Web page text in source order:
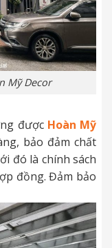
Mỹ Decor
được Hoàn Mỹ
bảo đảm chất
đó là chính sách
đồng. Đảm bảo